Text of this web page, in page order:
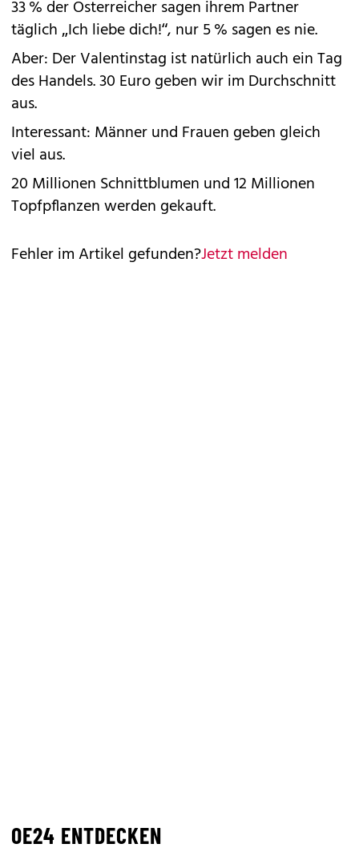
33 % der Österreicher sagen ihrem Partner
täglich „Ich liebe dich!“, nur 5 % sagen es nie.
Aber: Der Valentinstag ist natürlich auch ein Tag
des Handels. 30 Euro geben wir im Durchschnitt
aus.
Interessant: Männer und Frauen geben gleich
viel aus.
20 Millionen Schnittblumen und 12 Millionen
Topfpflanzen werden gekauft.
Fehler im Artikel gefunden?Jetzt melden
OE24 ENTDECKEN